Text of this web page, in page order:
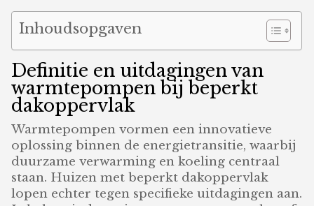
Inhoudsopgaven
Definitie en uitdagingen van
warmtepompen bij beperkt
dakoppervlak
Warmtepompen vormen een innovatieve
oplossing binnen de energietransitie, waarbij
duurzame verwarming en koeling centraal
staan. Huizen met beperkt dakoppervlak
lopen echter tegen specifieke uitdagingen aan.